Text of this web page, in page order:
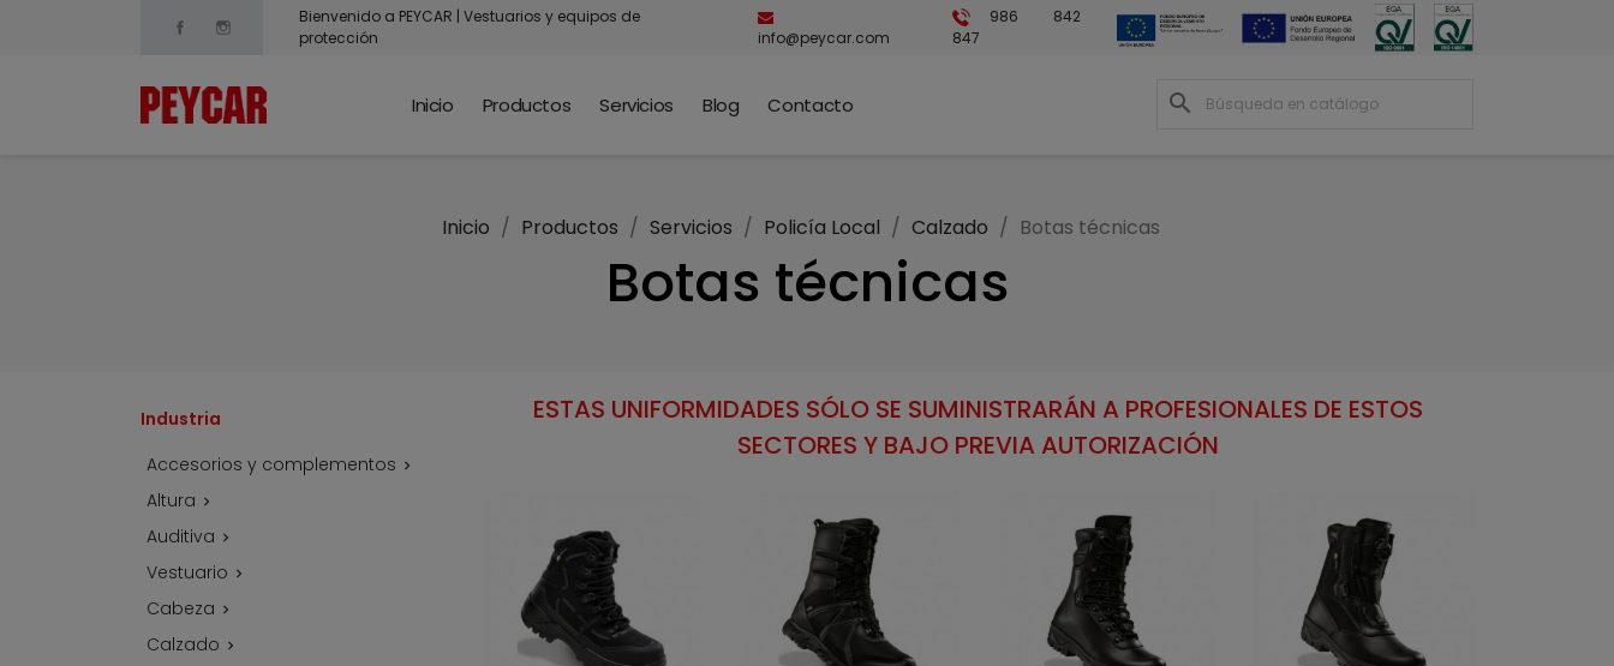
FacebookInstagram
Bienvenido a PEYCAR | Vestuarios y equipos de
protección
info@peycar.com
986 842
847
Inicio Productos Servicios Blog Contacto search
Inicio Productos Servicios Policía Local Calzado Botas técnicas
Botas técnicas
Industria
Accesorios y complementos 
Altura 
Auditiva 
Vestuario 
Cabeza 
Calzado 
ESTAS UNIFORMIDADES SÓLO SE SUMINISTRARÁN A PROFESIONALES DE ESTOS
SECTORES Y BAJO PREVIA AUTORIZACIÓN